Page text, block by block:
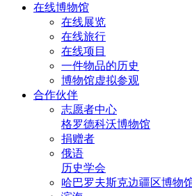
在线博物馆
在线展览
在线旅行
在线项目
一件物品的历史
博物馆虚拟参观
合作伙伴
志愿者中心
格罗德科沃博物馆
捐赠者
俄语
历史学会
哈巴罗夫斯克边疆区博物